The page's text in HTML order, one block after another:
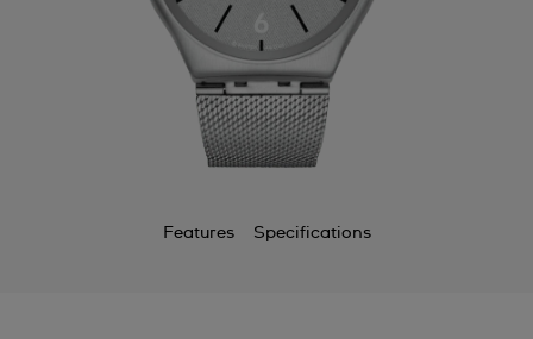
Features Specifications